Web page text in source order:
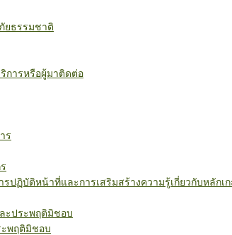
ยธรรมชาติ
การหรือผู้มาติดต่อ
ร
ารปฏิบัติหน้าที่และการเสริมสร้างความรู้เกี่ยวกับห
ะประพฤติมิชอบ
ะพฤติมิชอบ